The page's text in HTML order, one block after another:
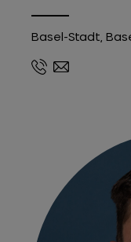
Basel-Stadt,